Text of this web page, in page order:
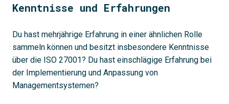
Kenntnisse und Erfahrungen
Du hast mehrjährige Erfahrung in einer ähnlichen Rolle
sammeln können und besitzt insbesondere Kenntnisse
über die ISO 27001? Du hast einschlägige Erfahrung bei
der Implementierung und Anpassung von
Managementsystemen?